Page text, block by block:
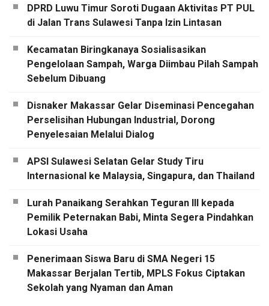
DPRD Luwu Timur Soroti Dugaan Aktivitas PT PUL
di Jalan Trans Sulawesi Tanpa Izin Lintasan
Kecamatan Biringkanaya Sosialisasikan
Pengelolaan Sampah, Warga Diimbau Pilah Sampah
Sebelum Dibuang
Disnaker Makassar Gelar Diseminasi Pencegahan
Perselisihan Hubungan Industrial, Dorong
Penyelesaian Melalui Dialog
APSI Sulawesi Selatan Gelar Study Tiru
Internasional ke Malaysia, Singapura, dan Thailand
Lurah Panaikang Serahkan Teguran III kepada
Pemilik Peternakan Babi, Minta Segera Pindahkan
Lokasi Usaha
Penerimaan Siswa Baru di SMA Negeri 15
Makassar Berjalan Tertib, MPLS Fokus Ciptakan
Sekolah yang Nyaman dan Aman